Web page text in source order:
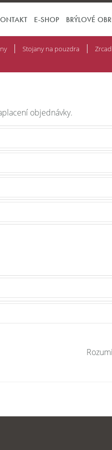
E-SHOP BRÝLOVÉ
Stojany na pouzdra
objednávky.